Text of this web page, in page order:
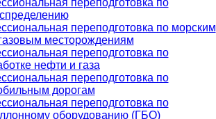
переподготовка по морским
месторождениям
переподготовка по
нефти и газа
переподготовка по
дорогам
переподготовка по
оборудованию (ГБО)